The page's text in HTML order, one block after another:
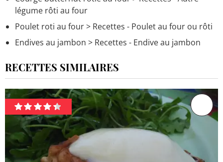
légume rôti au four
Poulet roti au four> Recettes - Poulet au four ou rôti
Endives au jambon > Recettes - Endive au jambon
RECETTES SIMILAIRES